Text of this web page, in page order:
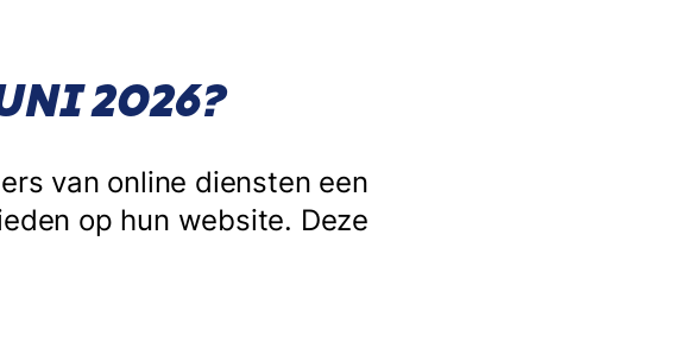
2026?
van online diensten een
op hun website. Deze